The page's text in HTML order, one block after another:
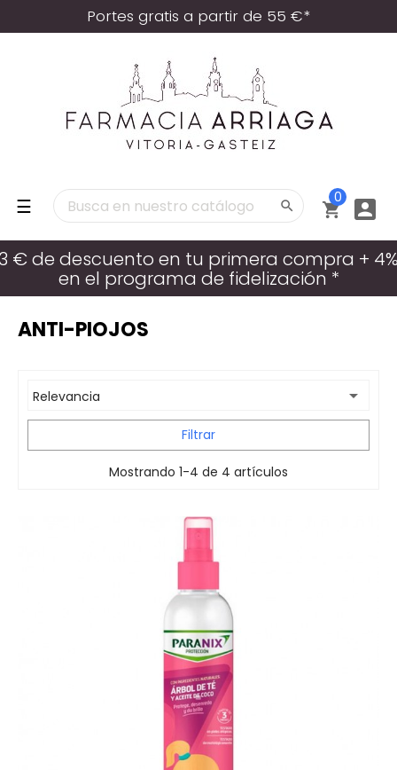
Portes gratis a partir de 55 €*
Navegación
palanca
☰  
0 
€ de descuento en tu primera compra +
en el programa de fidelización *
ANTI-PIOJOS
Relevancia 
Filtrar
Mostrando 1-4 de 4 artículos